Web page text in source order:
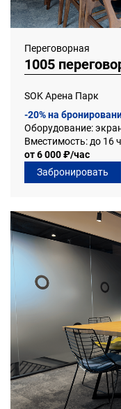
Переговорная
1005
SOK Арена Парк
-20% на
Оборудование:
Вместимость: до 16
от 6 000 ₽/час
Забронировать